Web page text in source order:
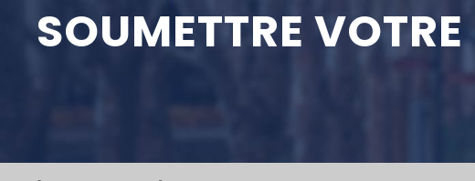
SOUMETTRE